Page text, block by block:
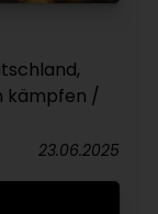
kämpfen /
23.06.2025